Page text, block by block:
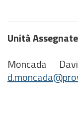
Unità Assegnate
Moncada